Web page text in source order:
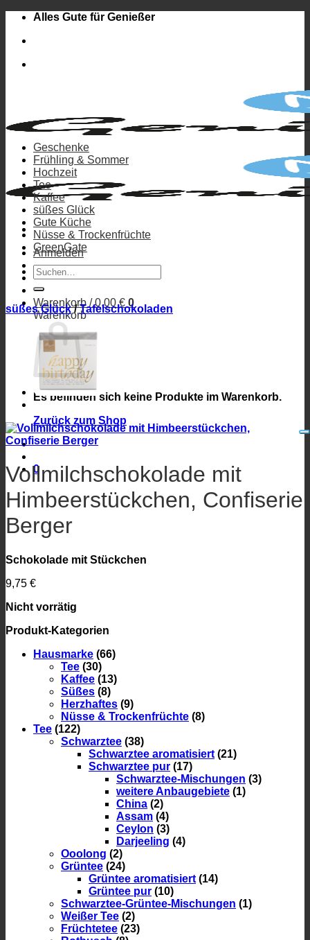
Zum
springen
Alles Gute für Genießer
Anmelden
Warenkorb /0,00€ 0
Warenkorb
Es befinden sich keine Produkte im Warenkorb.
Zurück zum Shop
0
Geschenke
Frühling & Sommer
Hochzeit
Tee
Kaffee
süßes Glück
Gute Küche
Nüsse & Trockenfrüchte
GreenGate
Suchen
nach:
süßes Glück / Tafelschokoladen
Vollmilchschokolade mit
Himbeerstückchen, Confiserie
Berger
Schokolade mit Stückchen
9,75 €
Nicht vorrätig
Produkt-Kategorien
Hausmarke (66)
Tee (30)
Kaffee (13)
Süßes (8)
Herzhaftes (9)
Nüsse & Trockenfrüchte (8)
Tee (122)
Schwarztee (38)
Schwarztee aromatisiert (21)
Schwarztee pur (17)
Schwarztee-Mischungen (3)
weitere Anbaugebiete (1)
China (2)
Assam (4)
Ceylon (3)
Darjeeling (4)
Ooolong (2)
Grüntee (24)
Grüntee aromatisiert (14)
Grüntee pur (10)
Schwarztee-Grüntee-Mischungen (1)
Weißer Tee (2)
Früchtetee (23)